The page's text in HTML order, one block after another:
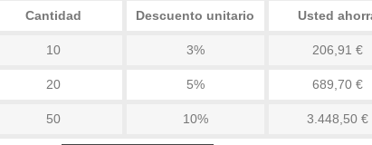
Cantidad Descuento unitario Usted
10 3% 206,91 €
20 5% 689,70 €
50 10% 3.448,50 €